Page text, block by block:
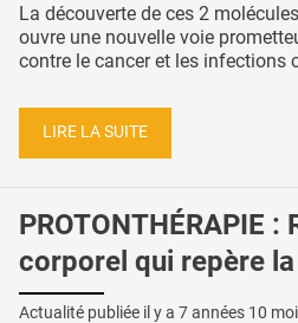
La découverte de ces 2
ouvre une nouvelle voie
contre le cancer et les infections
LIRE LA SUITE
PROTONTHÉRAPIE :
corporel qui repère
Actualité publiée il y a 7 années 10